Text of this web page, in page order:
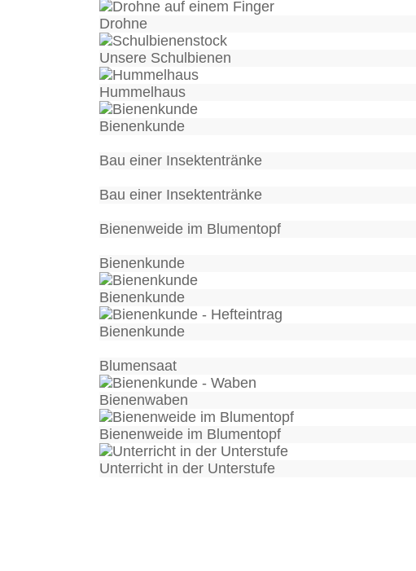
Drohne
Unsere Schulbienen
Hummelhaus
Bienenkunde
Bau einer Insektentränke
Bau einer Insektentränke
Bienenweide im Blumentopf
Bienenkunde
Bienenkunde
Bienenkunde
Blumensaat
Bienenwaben
Bienenweide im Blumentopf
Unterricht in der Unterstufe